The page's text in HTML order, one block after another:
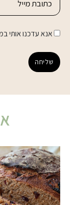
אנא עדכנו אותי
שליחה